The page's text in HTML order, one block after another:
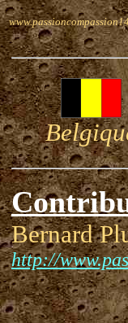
Bernard
http://